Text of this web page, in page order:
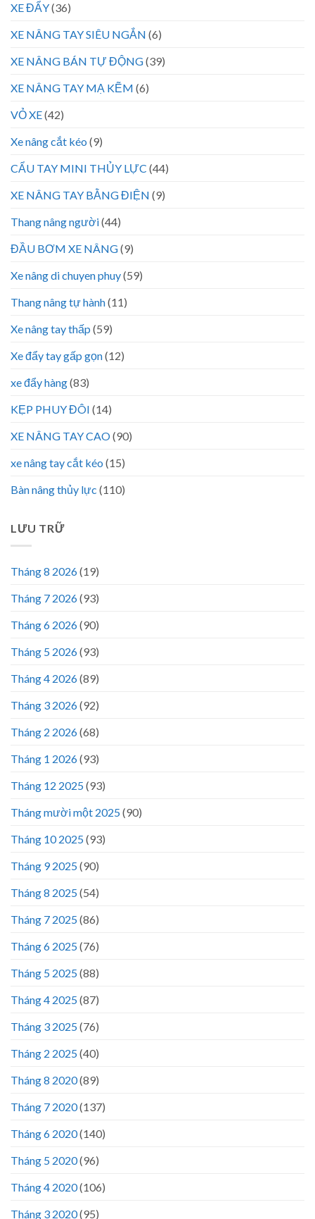
XE ĐẨY(36)
XE NÂNG TAY SIÊU NGẮN (6)
XE NÂNG BÁN TỰ ĐỘNG(39)
XE NÂNG TAY MẠ KẼM (6)
VỎ XE(42)
Xe nâng cắt kéo (9)
CẨU TAY MINI THỦY LỰC (44)
XE NÂNG TAY BẰNG ĐIỆN (9)
Thang nâng người(44)
ĐẦU BƠM XE NÂNG(9)
Xe nâng di chuyen phuy(59)
Thang nâng tự hành(11)
Xe nâng tay thấp (59)
Xe đẩy tay gấp gọn(12)
xe đẩy hàng(83)
KẸP PHUY ĐÔI (14)
XE NÂNG TAY CAO(90)
xe nâng tay cắt kéo (15)
Bàn nâng thủy lực (110)
LƯU TRỮ
Tháng 8 2026(19)
Tháng 7 2026(93)
Tháng 6 2026(90)
Tháng 5 2026(93)
Tháng 4 2026(89)
Tháng 3 2026(92)
Tháng 2 2026(68)
Tháng 1 2026(93)
Tháng 12 2025(93)
Tháng mười một 2025(90)
Tháng 10 2025(93)
Tháng 9 2025(90)
Tháng 8 2025(54)
Tháng 7 2025(86)
Tháng 6 2025(76)
Tháng 5 2025(88)
Tháng 4 2025(87)
Tháng 3 2025(76)
Tháng 2 2025(40)
Tháng 8 2020(89)
Tháng 7 2020(137)
Tháng 6 2020(140)
Tháng 5 2020(96)
Tháng 4 2020(106)
Tháng 3 2020(95)